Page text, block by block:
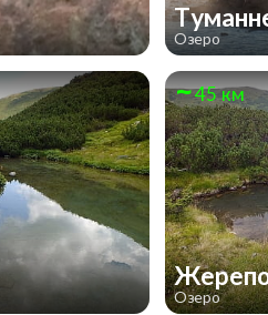
Озеро
45 км
Озеро